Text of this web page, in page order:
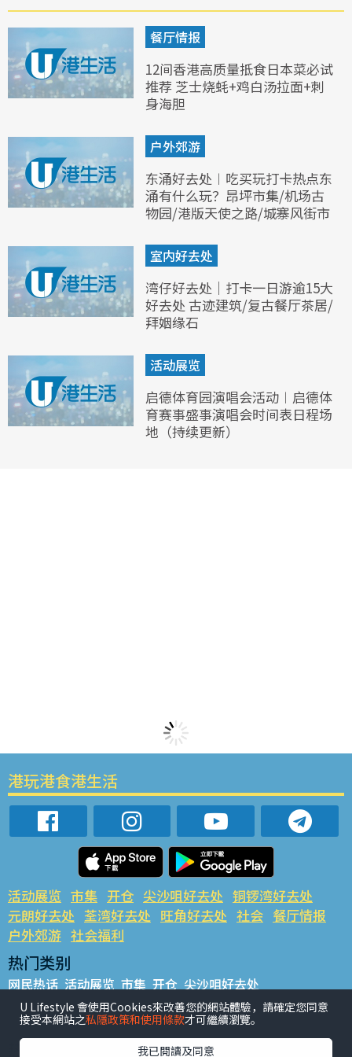
餐厅情报
12间香港高质量抵食日本菜必试
推荐 芝士烧蚝+鸡白汤拉面+刺
身海胆
户外郊游
东涌好去处︱吃买玩打卡热点东
涌有什么玩？昂坪市集/机场古
物园/港版天使之路/城寨风街市
室内好去处
湾仔好去处｜打卡一日游逾15大
好去处 古迹建筑/复古餐厅茶居/
拜姻缘石
活动展览
启德体育园演唱会活动︱启德体
育赛事盛事演唱会时间表日程场
地（持续更新）
港玩港食港生活
活动展览 市集 开仓 尖沙咀好去处 铜锣湾好去处
元朗好去处 荃湾好去处 旺角好去处 社会 餐厅情报
户外郊游 社会福利
热门类别
网民热话 活动展览 市集 开仓 尖沙咀好去处
铜锣湾好去处 元朗好去处 荃湾好去处 旺角好去处 社会
餐厅情报 户外郊游
热门标签
U Lifestyle 會使用Cookies來改善您的網站體驗，請確定您同意
接受本網站之私隱政策和使用條款才可繼續瀏覽。
我已閱讀及同意